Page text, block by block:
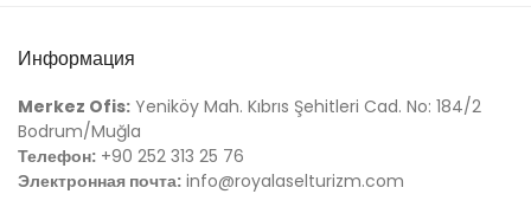
Информация
Merkez Ofis: Yeniköy Mah. Kıbrıs Şehitleri Cad. No: 184/2
Bodrum/Muğla
Телефон: +90 252 313 25 76
Электронная почта: info@royalaselturizm.com